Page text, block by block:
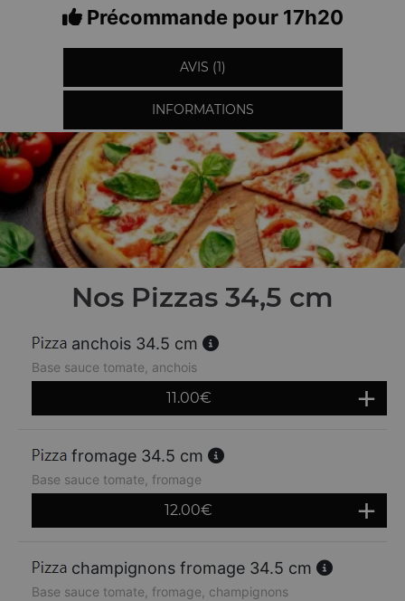
Précommande pour 17h20
AVIS (1)
INFORMATIONS
Nos Pizzas 34,5 cm
anchois 34.5 cm
Base sauce tomate, anchois
11.00€
fromage 34.5 cm
Base sauce tomate, fromage
12.00€
champignons fromage 34.5 cm
Base sauce tomate, fromage, champignons